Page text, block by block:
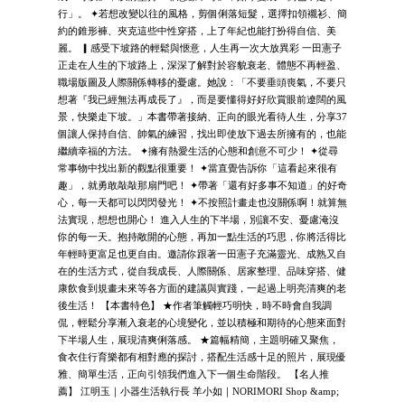
行」。 ✦若想改變以往的風格，剪個俐落短髮，選擇扣領襯衫、簡
約的錐形褲、夾克這些中性穿搭，上了年紀也能打扮得自信、美
麗。 ▎感受下坡路的輕鬆與愜意，人生再一次大放異彩 一田憲子
正走在人生的下坡路上，深深了解對於容貌衰老、體態不再輕盈、
職場版圖及人際關係轉移的憂慮。她說：「不要垂頭喪氣，不要只
想著『我已經無法再成長了』，而是要懂得好好欣賞眼前遼闊的風
景，快樂走下坡。」本書帶著接納、正向的眼光看待人生，分享37
個讓人保持自信、帥氣的練習，找出即使放下過去所擁有的，也能
繼續幸福的方法。 ✦擁有熱愛生活的心態和創意不可少！ ✦從尋
常事物中找出新的觀點很重要！ ✦當直覺告訴你「這看起來很有
趣」，就勇敢敲敲那扇門吧！ ✦帶著「還有好多事不知道」的好奇
心，每一天都可以閃閃發光！ ✦不按照計畫走也沒關係啊！就算無
法實現，想想也開心！ 進入人生的下半場，別讓不安、憂慮淹沒
你的每一天。抱持敞開的心態，再加一點生活的巧思，你將活得比
年輕時更富足也更自由。邀請你跟著一田憲子充滿靈光、成熟又自
在的生活方式，從自我成長、人際關係、居家整理、品味穿搭、健
康飲食到規畫未來等各方面的建議與實踐，一起過上明亮清爽的老
後生活！ 【本書特色】 ★作者筆觸輕巧明快，時不時會自我調
侃，輕鬆分享漸入衰老的心境變化，並以積極和期待的心態來面對
下半場人生，展現清爽俐落感。 ★篇幅精簡，主題明確又聚焦，
食衣住行育樂都有相對應的探討，搭配生活感十足的照片，展現優
雅、簡單生活，正向引領我們進入下一個生命階段。 【名人推
薦】 江明玉｜小器生活執行長 羊小如｜NORIMORI Shop &amp;